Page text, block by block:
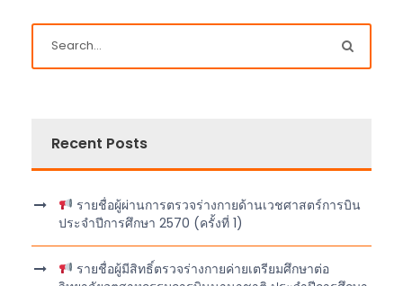
Recent Posts
รายชื่อผู้ผ่านการตรวจร่างกายด้านเวชศาสตร์การบิน
ประจำปีการศึกษา 2570 (ครั้งที่ 1)
รายชื่อผู้มีสิทธิ์ตรวจร่างกายค่ายเตรียมศึกษาต่อ